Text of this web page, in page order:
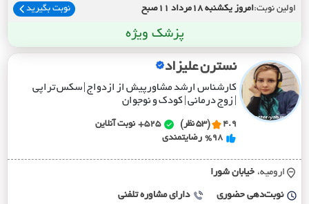
اولین نوبت:امروز یکشنبه 18مرداد 11صبح نوبت بگیرید
پزشک ویژه
نسترن علیزاد
کارشناس ارشد مشاورپیش از ازدواج | سکس تراپی
| زوج درمانی | کودک و نوجوان
4.9 (53 نظر) 525+
نوبت آنلاین
%98 رضایتمندی
ارومیه، خيابان شورا
نوبت‌دهی حضوری دارای مشاوره تلفنی